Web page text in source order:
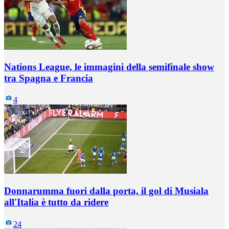
Nations League, le immagini della semifinale show
tra Spagna e Francia
4
Donnarumma fuori dalla porta, il gol di Musiala
all'Italia è tutto da ridere
24